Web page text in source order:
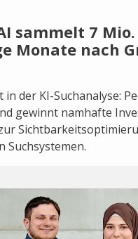
sammelt 7
Monate nach
der KI-Suchanalyse:
gewinnt namhafte
Suchsystemen.